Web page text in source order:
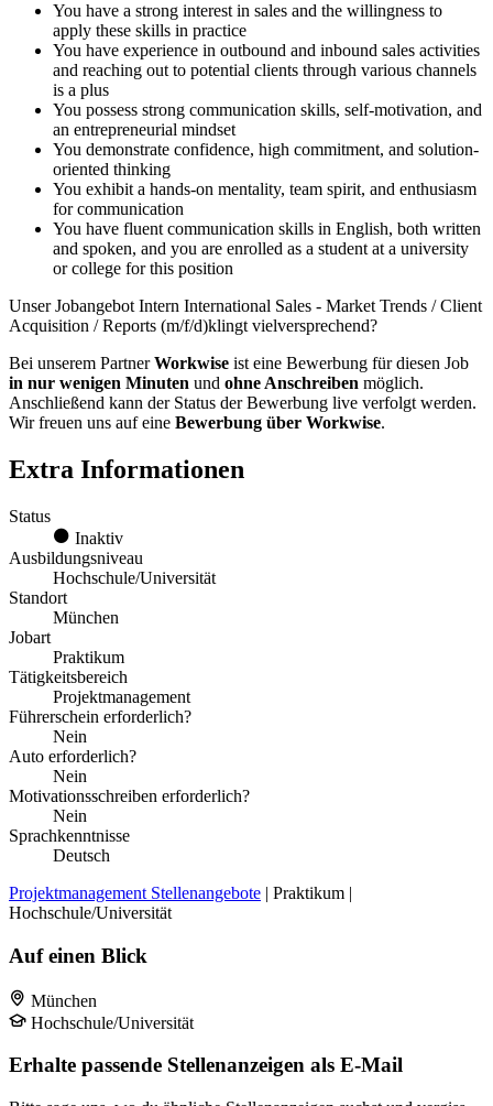
You have a strong interest in sales and the willingness to
apply these skills in practice
You have experience in outbound and inbound sales activities
and reaching out to potential clients through various channels
is a plus
You possess strong communication skills, self-motivation, and
an entrepreneurial mindset
You demonstrate confidence, high commitment, and solution-
oriented thinking
You exhibit a hands-on mentality, team spirit, and enthusiasm
for communication
You have fluent communication skills in English, both written
and spoken, and you are enrolled as a student at a university
or college for this position
Unser Jobangebot Intern International Sales - Market Trends / Client
Acquisition / Reports (m/f/d)klingt vielversprechend?
Bei unserem PartnerWorkwise ist eine Bewerbung für diesen Job
in nur wenigen Minuten und ohne Anschreiben möglich.
Anschließend kann der Status der Bewerbung live verfolgt werden.
Wir freuen uns auf eine Bewerbung über Workwise.
Extra Informationen
Status
Inaktiv
Ausbildungsniveau
Hochschule/Universität
Standort
München
Jobart
Praktikum
Tätigkeitsbereich
Projektmanagement
Führerschein erforderlich?
Nein
Auto erforderlich?
Nein
Motivationsschreiben erforderlich?
Nein
Sprachkenntnisse
Deutsch
Projektmanagement Stellenangebote | Praktikum |
Hochschule/Universität
Auf einen Blick
München
Hochschule/Universität
Erhalte passende Stellenanzeigen als E-Mail